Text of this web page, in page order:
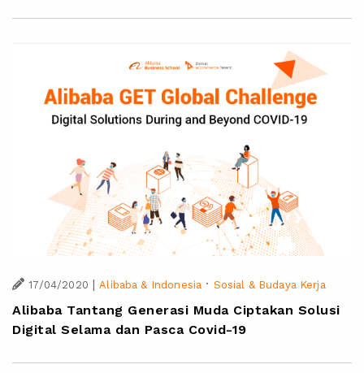
17/04/2020 | Alibaba & Indonesia · Sosial & Budaya Kerja
Alibaba Tantang Generasi Muda Ciptakan Solusi
Digital Selama dan Pasca Covid-19